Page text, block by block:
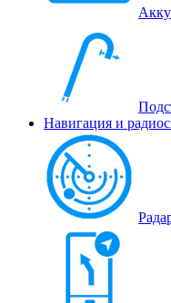
Навигация и